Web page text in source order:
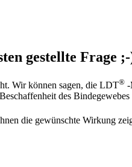
gestellte Frage
Wir können sagen, die LDT® -
des
die gewünschte Wirkung